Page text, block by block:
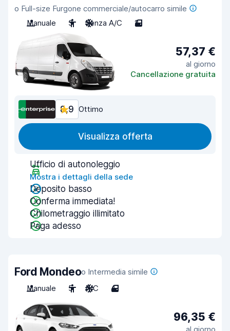
o Full-size Furgone commerciale/autocarro simile
Manuale
3 Senza A/C 2
57,37 €
al giorno
Cancellazione gratuita
8,9 Ottimo
Visualizza offerta
Ufficio di autonoleggio
Mostra i dettagli della sede
Deposito basso
Conferma immediata!
Chilometraggio illimitato
Paga adesso
Ford Mondeoo Intermedia simile
Manuale
5 A/C 4
96,35 €
al giorno